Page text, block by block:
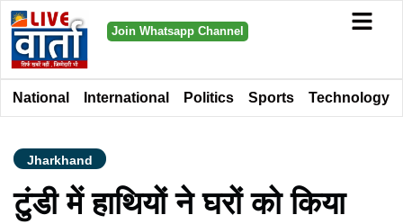
Join Whatsapp Channel
National International Politics Sports Technology
Jharkhand
टुंडी में हाथियों ने घरों को किया